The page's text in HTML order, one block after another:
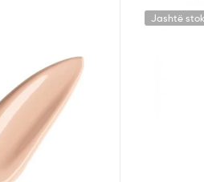
Jashtë